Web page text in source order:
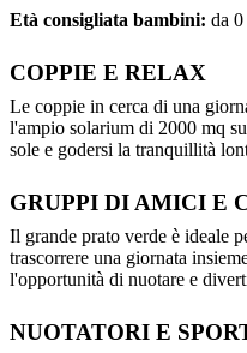
Età consigliata bambini: da
COPPIE E RELAX
Le coppie in cerca di una
l'ampio solarium di 2000 mq
sole e godersi la tranquillità
GRUPPI DI AMICI E
Il grande prato verde è ideale
trascorrere una giornata
l'opportunità di nuotare e
NUOTATORI E